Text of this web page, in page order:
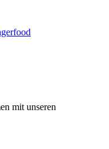
mit unseren